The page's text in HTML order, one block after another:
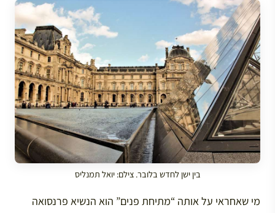
בין ישן לחדש בלובר. צילם: יואל תמנליס
מי שאחראי על אותה “מתיחת פנים” הוא הנשיא פרנסואה